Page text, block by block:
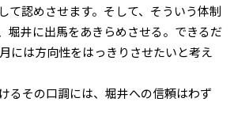
て認めさせます。そして、そういう体制
堀井に出馬をあきらめさせる。できるだ
には方向性をはっきりさせたいと考え
るその口調には、堀井への信頼はわず